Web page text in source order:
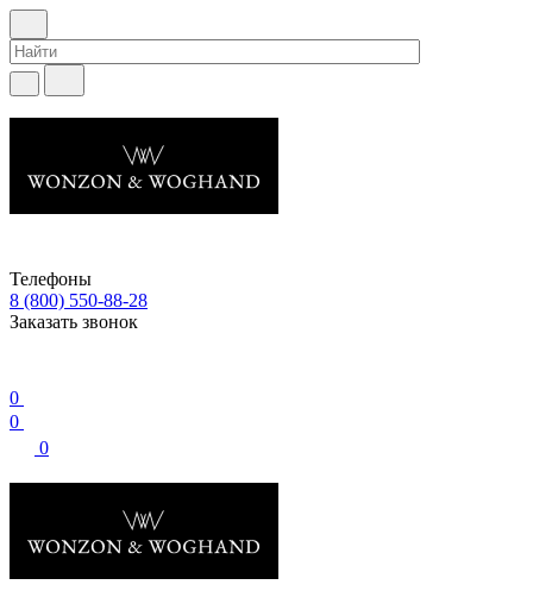
Телефоны
8 (800) 550-88-28
Заказать звонок
0
0
0